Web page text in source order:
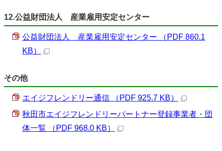
12.公益財団法人 産業雇用安定センター
公益財団法人 産業雇用安定センター （PDF 860.1
KB）
その他
エイジフレンドリー通信 （PDF 925.7 KB）
秋田市エイジフレンドリーパートナー登録事業者・団
体一覧 （PDF 968.0 KB）